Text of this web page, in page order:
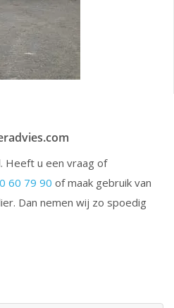
Heeft u een vraag of
60 79 90 of maak gebruik van
Dan nemen wij zo spoedig